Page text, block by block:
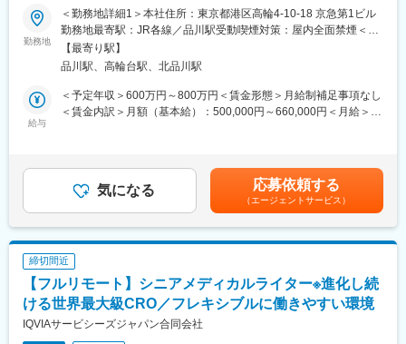
企業からの満足にもつながり、業界内でも評価されています。
■大手製薬企業でも採用される研修コンテンツと手厚い教育体制：
特定の製剤を持たないCSOだからこそ、当社の教育サポートは単
を置いております。
オンコロジー領域等の知識を提供するe-learningはもちろん、専門
は当社の研修内容が大手製薬企業所属MR教育にも使用されており
ます。
ます。
■仕事内容：
・臨床試験関連文書（治験実施計画書、治験総括報告書、コモン
テクニカルドキュメント等）の作成
・グローバル試験の治験実施計画書に対して日本要件を満たすた
めの修正版の作成
・製造販売後調査関連文書（安全性定期報告、再審査申請資料
■組織について
Medical Writing部門では、国内外の製薬会社・ベンチャー企業等
内の教育システムも充実しており、新規案件に対して専門的なア
プローチが可能な体制になっています。
■仕事の魅力：
医薬品、医療機器、再生医療等幅広い分野の開発品目に関する文
勤務地
＜勤務地詳細1＞本社住所：東京都港区高輪4-10-18 京急第1ビル
勤務地最寄駅：JR各線／品川駅受動喫煙対策：屋内全面禁煙＜勤
務地詳細2＞全国住所：全国 ※希望勤務地はアドバイザーにお伝
えください。 受動喫煙対策：屋内全面禁煙変更の範囲：会社の定
【最寄り駅】
品川駅、高輪台駅、北品川駅
給与
＜予定年収＞600万円～800万円＜賃金形態＞月給制補足事項なし
＜賃金内訳＞月額（基本給）：500,000円～660,000円＜月給＞
績賞与：年1回賃金はあくまでも目安の金額であり、選考を通じて
上下する可能性があります。月給(月額)は固定手当を含めた表記で
す。
気になる 応募依頼する
（エージェントサービス）
締切間近
【フルリモート】シニアメディカルライター※進化し続
ける世界最大級CRO／フレキシブルに働きやすい環境
IQVIAサービシーズジャパン合同会社